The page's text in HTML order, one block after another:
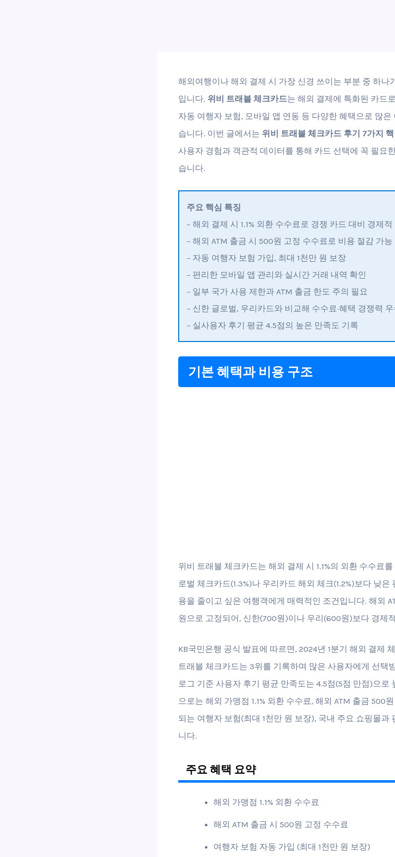
해외여행이나 해외 결제 시 가장 신경 쓰이는 부분 중 하나
입니다. 위비 트래블 체크카드는 해외 결제에 특화된 카드
자동 여행자 보험, 모바일 앱 연동 등 다양한 혜택으로 많은
습니다. 이번 글에서는 위비 트래블 체크카드 후기 7가지
사용자 경험과 객관적 데이터를 통해 카드 선택에 꼭 필요
습니다.
주요 핵심 특징
– 해외 결제 시 1.1% 외환 수수료로 경쟁 카드 대비 경제적
– 해외 ATM 출금 시 500원 고정 수수료로 비용 절감 가능
– 자동 여행자 보험 가입, 최대 1천만 원 보장
– 편리한 모바일 앱 관리와 실시간 거래 내역 확인
– 일부 국가 사용 제한과 ATM 출금 한도 주의 필요
– 신한 글로벌, 우리카드와 비교해 수수료·혜택 경쟁력 우
– 실사용자 후기 평균 4.5점의 높은 만족도 기록
기본 혜택과 비용 구조
위비 트래블 체크카드는 해외 결제 시 1.1%의 외환 수수료
로벌 체크카드(1.3%)나 우리카드 해외 체크(1.2%)보다 낮
용을 줄이고 싶은 여행객에게 매력적인 조건입니다. 해외
원으로 고정되어, 신한(700원)이나 우리(600원)보다 경제
KB국민은행 공식 발표에 따르면, 2024년 1분기 해외 결제
트래블 체크카드는 3위를 기록하며 많은 사용자에게 선택
로그 기준 사용자 후기 평균 만족도는 4.5점(5점 만점)으로
으로는 해외 가맹점 1.1% 외환 수수료, 해외 ATM 출금 500
되는 여행자 보험(최대 1천만 원 보장), 국내 주요 쇼핑몰과
니다.
주요 혜택 요약
해외 가맹점 1.1% 외환 수수료
해외 ATM 출금 시 500원 고정 수수료
여행자 보험 자동 가입 (최대 1천만 원 보장)